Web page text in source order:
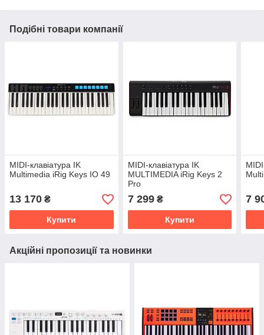
Подібні товари компанії
MIDI-клавіатура IK
Multimedia iRig Keys IO 49
13 170 ₴
Купити
MIDI-клавіатура IK
MULTIMEDIA iRig Keys 2
Pro
7 299₴
Купити
7
Акційні пропозиції та новинки